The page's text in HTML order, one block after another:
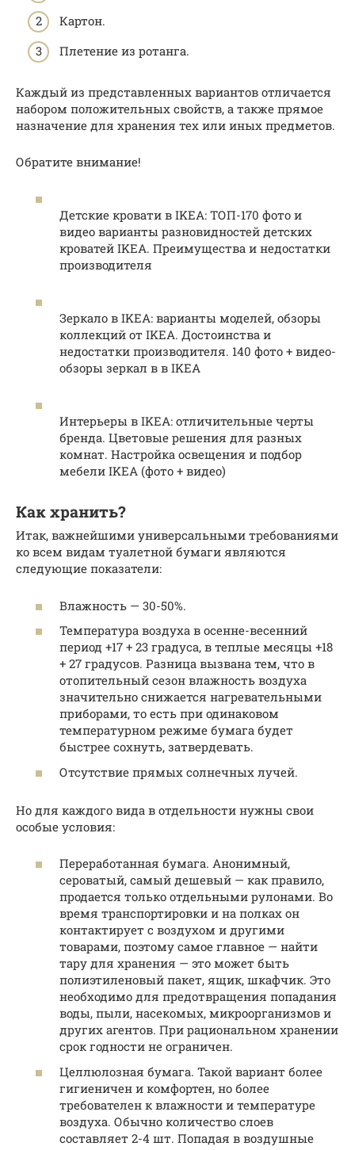
Картон.
Плетение из ротанга.
Каждый из представленных вариантов отличается
набором положительных свойств, а также прямое
назначение для хранения тех или иных предметов.
Обратите внимание!
Детские кровати в IKEA: ТОП-170 фото и
видео варианты разновидностей детских
кроватей IKEA. Преимущества и недостатки
производителя
Зеркало в IKEA: варианты моделей, обзоры
коллекций от IKEA. Достоинства и
недостатки производителя. 140 фото + видео-
обзоры зеркал в в IKEA
Интерьеры в IKEA: отличительные черты
бренда. Цветовые решения для разных
комнат. Настройка освещения и подбор
мебели IKEA (фото + видео)
Как хранить?
Итак, важнейшими универсальными требованиями
ко всем видам туалетной бумаги являются
следующие показатели:
Влажность — 30-50%.
Температура воздуха в осенне-весенний
период +17 + 23 градуса, в теплые месяцы +18
+ 27 градусов. Разница вызвана тем, что в
отопительный сезон влажность воздуха
значительно снижается нагревательными
приборами, то есть при одинаковом
температурном режиме бумага будет
быстрее сохнуть, затвердевать.
Отсутствие прямых солнечных лучей.
Но для каждого вида в отдельности нужны свои
особые условия:
Переработанная бумага. Анонимный,
сероватый, самый дешевый — как правило,
продается только отдельными рулонами. Во
время транспортировки и на полках он
контактирует с воздухом и другими
товарами, поэтому самое главное — найти
тару для хранения — это может быть
полиэтиленовый пакет, ящик, шкафчик. Это
необходимо для предотвращения попадания
воды, пыли, насекомых, микроорганизмов и
других агентов. При рациональном хранении
срок годности не ограничен.
Целлюлозная бумага. Такой вариант более
гигиеничен и комфортен, но более
требователен к влажности и температуре
воздуха. Обычно количество слоев
составляет 2-4 шт. Попадая в воздушные